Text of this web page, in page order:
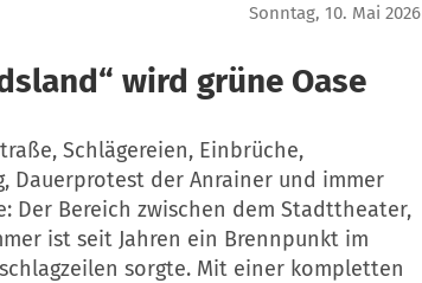
Sonntag, 10. Mai 2026
wird grüne Oase
Schlägereien, Einbrüche,
Dauerprotest der Anrainer und immer
Der Bereich zwischen dem Stadttheater,
ist seit Jahren ein Brennpunkt im
sorgte. Mit einer kompletten